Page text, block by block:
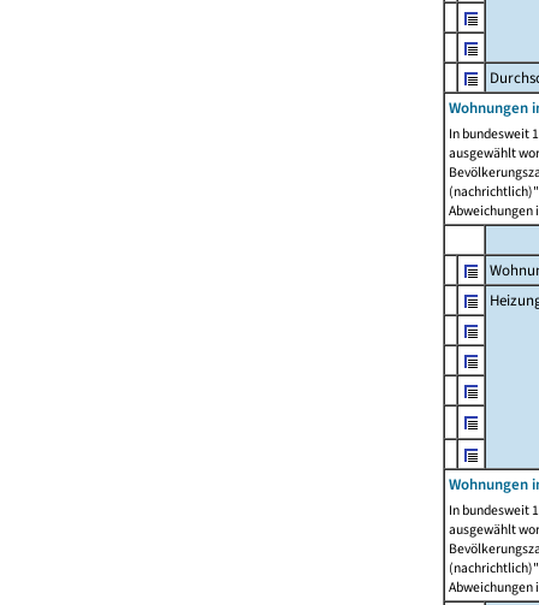
Wohnungen
In bundesweit
ausgewählt
Abweichungen
Wohnungen
In bundesweit
ausgewählt
Abweichungen